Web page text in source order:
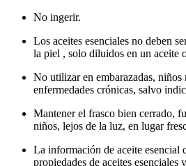
No ingerir.
Los aceites esenciales no deben
la piel , solo diluidos en un aceite
No utilizar en embarazadas, niños
enfermedades crónicas, salvo
Mantener el frasco bien cerrado,
niños, lejos de la luz, en lugar
La información de aceite esencial
propiedades de aceites esenciales